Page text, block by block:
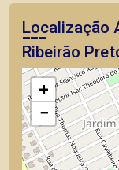
Localização
Ribeirão
+
−